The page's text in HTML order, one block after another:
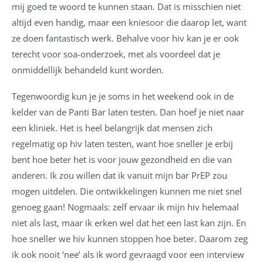
mij goed te woord te kunnen staan. Dat is misschien niet
altijd even handig, maar een kniesoor die daarop let, want
ze doen fantastisch werk. Behalve voor hiv kan je er ook
terecht voor soa-onderzoek, met als voordeel dat je
onmiddellijk behandeld kunt worden.
Tegenwoordig kun je je soms in het weekend ook in de
kelder van de Panti Bar laten testen. Dan hoef je niet naar
een kliniek. Het is heel belangrijk dat mensen zich
regelmatig op hiv laten testen, want hoe sneller je erbij
bent hoe beter het is voor jouw gezondheid en die van
anderen. Ik zou willen dat ik vanuit mijn bar PrEP zou
mogen uitdelen. Die ontwikkelingen kunnen me niet snel
genoeg gaan! Nogmaals: zelf ervaar ik mijn hiv helemaal
niet als last, maar ik erken wel dat het een last kan zijn. En
hoe sneller we hiv kunnen stoppen hoe beter. Daarom zeg
ik ook nooit ‘nee’ als ik word gevraagd voor een interview